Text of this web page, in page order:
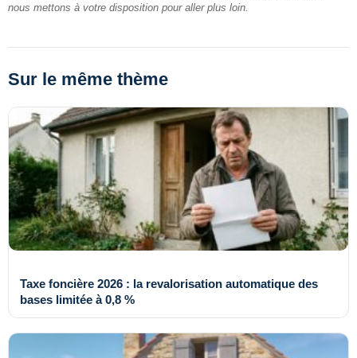
nous mettons à votre disposition pour aller plus loin.
Sur le même thème
Taxe foncière 2026 : la revalorisation automatique des
bases limitée à 0,8 %